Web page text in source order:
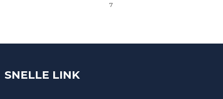
7
SNELLE LINK